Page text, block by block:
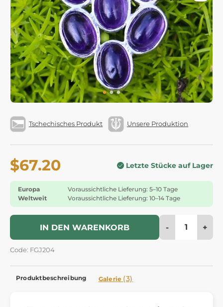
Tschechisches Produkt Unsere Produktion
$67.20 Letzte Stücke auf Lager
Europa
Voraussichtliche Lieferung: 5–10 Tage
Weltweit
Voraussichtliche Lieferung: 10–14 Tage
IN DEN WARENKORB - +
Code: FGJ204
Produktbeschreibung Galerie (3)